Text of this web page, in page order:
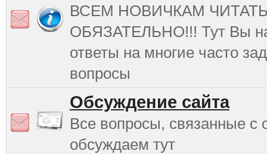
ВСЕМ НОВИЧКАМ
ОБЯЗАТЕЛЬНО!!! Тут Вы
ответы на многие часто
вопросы
Обсуждение сайта
Все вопросы, связанные с
обсуждаем тут